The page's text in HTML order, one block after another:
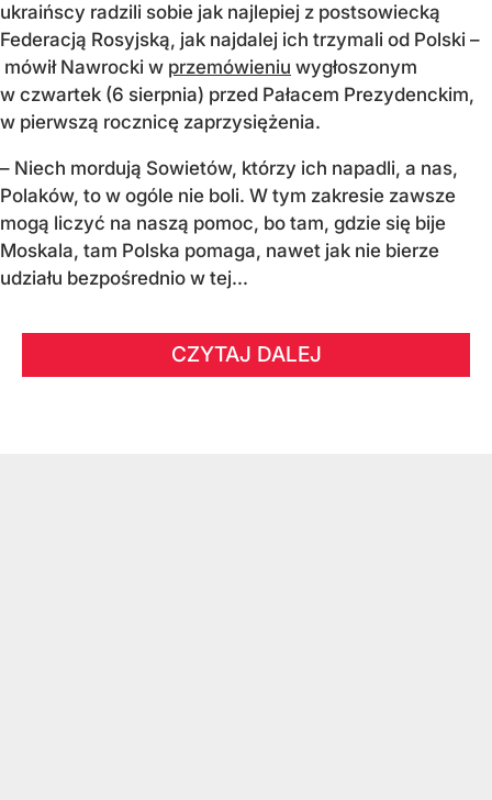
ukraińscy radzili sobie jak najlepiej z postsowiecką
Federacją Rosyjską, jak najdalej ich trzymali od Polski –
mówił Nawrocki w przemówieniu wygłoszonym
w czwartek (6 sierpnia) przed Pałacem Prezydenckim,
w pierwszą rocznicę zaprzysiężenia.
– Niech mordują Sowietów, którzy ich napadli, a nas,
Polaków, to w ogóle nie boli. W tym zakresie zawsze
mogą liczyć na naszą pomoc, bo tam, gdzie się bije
Moskala, tam Polska pomaga, nawet jak nie bierze
udziału bezpośrednio w tej...
CZYTAJ DALEJ